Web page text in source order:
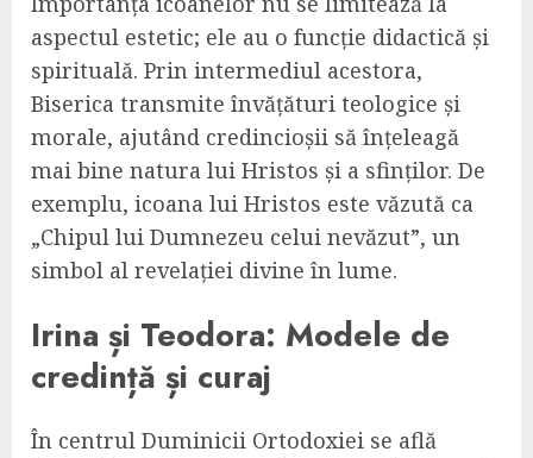
aspectul estetic; ele au o funcție didactică și
spirituală. Prin intermediul acestora,
Biserica transmite învățături teologice și
morale, ajutând credincioșii să înțeleagă
mai bine natura lui Hristos și a sfinților. De
exemplu, icoana lui Hristos este văzută ca
„Chipul lui Dumnezeu celui nevăzut”, un
simbol al revelației divine în lume.
Irina și Teodora: Modele de
credință și curaj
În centrul Duminicii Ortodoxiei se află